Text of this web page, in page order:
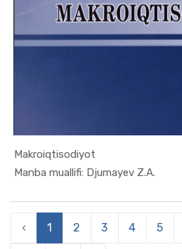
Makroiqtisodiyot
Manba muallifi: Djumayev Z.A.
In Makroiq...
‹ 1 2 3 4 5